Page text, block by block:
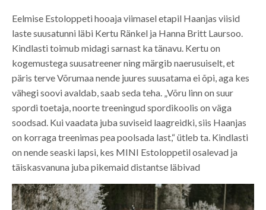
Eelmise Estoloppeti hooaja viimasel etapil Haanjas viisid
laste suusatunni läbi Kertu Ränkel ja Hanna Britt Laursoo.
Kindlasti toimub midagi sarnast ka tänavu. Kertu on
kogemustega suusatreener ning märgib naerusuiselt, et
päris terve Võrumaa nende juures suusatama ei õpi, aga kes
vähegi soovi avaldab, saab seda teha. „Võru linn on suur
spordi toetaja, noorte treeningud spordikoolis on väga
soodsad. Kui vaadata juba suviseid laagreidki, siis Haanjas
on korraga treenimas pea poolsada last,“ ütleb ta. Kindlasti
on nende seaski lapsi, kes MINI Estoloppetil osalevad ja
täiskasvanuna juba pikemaid distantse läbivad